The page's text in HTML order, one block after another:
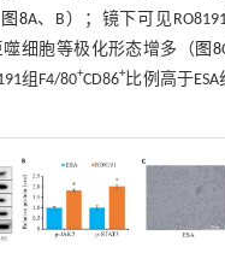
图8A、B）；镜下可见
细胞等极化形态增多（ 图8
组F4/80+CD86+比例高于ESA